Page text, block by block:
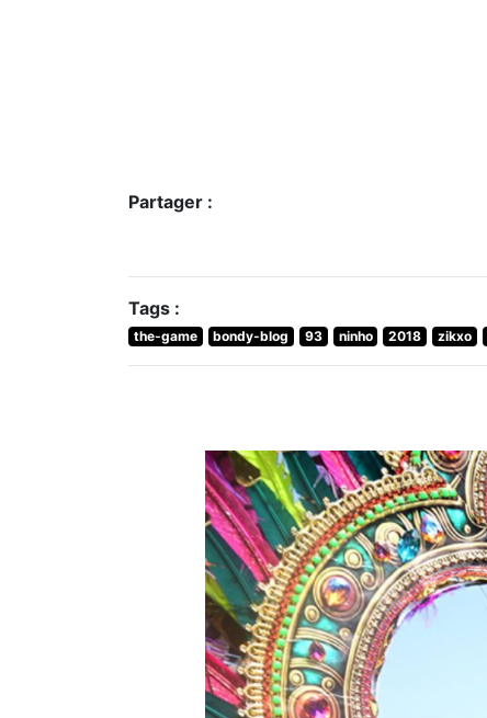
Partager :
Tags :
the-game bondy-blog 93 ninho 2018 zikxo